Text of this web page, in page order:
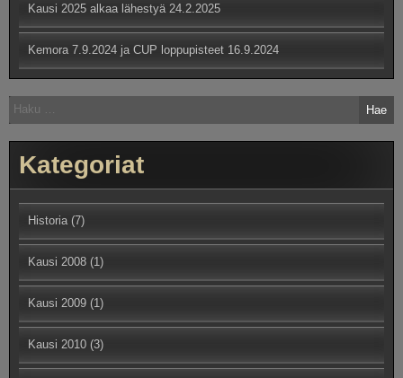
Kausi 2025 alkaa lähestyä 24.2.2025
Kemora 7.9.2024 ja CUP loppupisteet 16.9.2024
Haku:
Kategoriat
Historia(7)
Kausi 2008 (1)
Kausi 2009 (1)
Kausi 2010 (3)